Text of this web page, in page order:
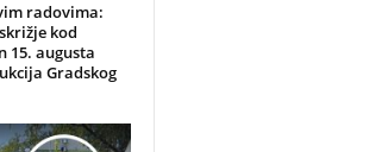
radovima:
kod
15. augusta
Gradskog